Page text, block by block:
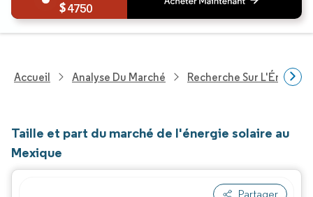
4750
Accueil Analyse Du Marché Recherche Sur
Taille et part du marché de l'énergie solaire au
Mexique
Partager